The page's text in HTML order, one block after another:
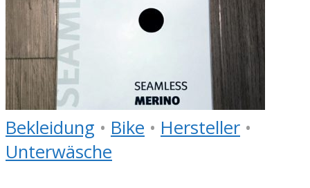
Bekleidung • Bike • Hersteller •
Unterwäsche